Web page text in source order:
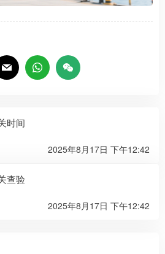
时间
2025年8月17日 下午12:42
查验
2025年8月17日 下午12:42